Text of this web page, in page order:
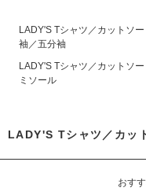
LADY'S Tシャツ／カットソ
袖／五分袖
LADY'S Tシャツ／カットソー
ミソール
LADY'S Tシャツ／カッ
おす